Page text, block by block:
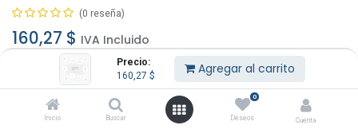
Precio:
160,27 $ Agregar al carrito
Inicio Buscar
0
Deseos Cuenta
(0 reseña)
160,27 $ IVA Incluido